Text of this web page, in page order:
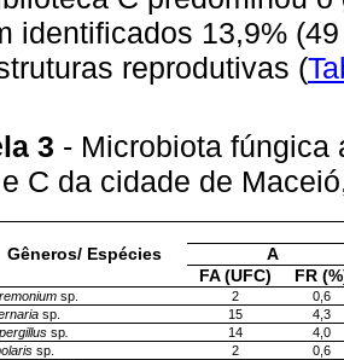
identificados 13,9%
reprodutivas (
3 - Microbiota fúngica
C da cidade de
Gêneros/ Espécies
A
FA (UFC)
FR
sp. 2
0,6
sp. 15
4,3
sp. 14
4,0
sp. 2
0,6